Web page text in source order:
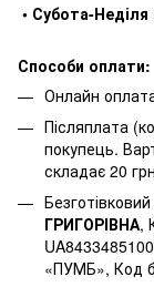
• Субота-Неділя
Способи оплати:
Онлайн
Післяплата
покупець.
складає 20
ГРИГОРІВНА,
«ПУМБ», Код